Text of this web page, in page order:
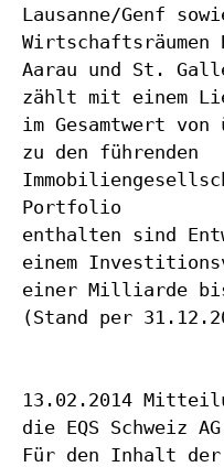
Lausanne/Genf
Wirtschaftsräumen
Aarau und St.
zählt mit einem
im Gesamtwert von
zu den führenden
Portfolio
enthalten sind
einem
einer Milliarde
(Stand per
13.02.2014
die EQS Schweiz
Für den Inhalt